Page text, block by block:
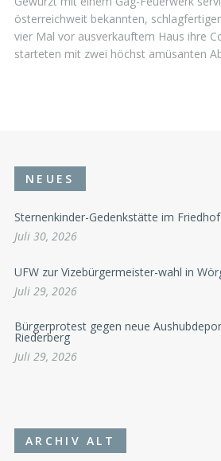
österreichweit bekannten,
vier Mal vor ausverkauftem Haus ihre
starteten mit zwei höchst amüsanten
NEUES
Sternenkinder-Gedenkstätte im
Juli 30, 2026
UFW zur Vizebürgermeister-wahl in
Juli 29, 2026
Bürgerprotest gegen neue
Riederberg
Juli 29, 2026
ARCHIV ALT